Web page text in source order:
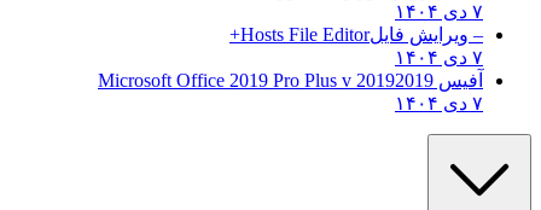
– ویرایش فایلHosts File Editor+
آفیس 2019
2019 Microsoft Office 2019 Pro Plus v